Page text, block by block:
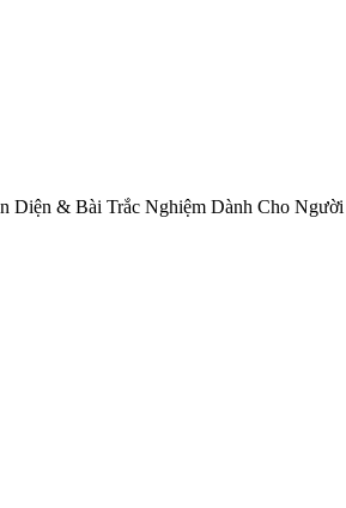
Diện & Bài Trắc Nghiệm Dành Cho